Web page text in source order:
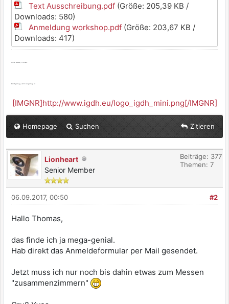
Text Ausschreibung.pdf (Größe: 205,39 KB /
Downloads: 580)
Anmeldung workshop.pdf (Größe: 203,67 KB /
Downloads: 417)
Viele Grüße, Thomas
Es ist genug, wenn es genug ist.
[IMGNR]http://www.igdh.eu/logo_igdh_mini.png[/IMGNR]
Homepage Suchen Zitieren
Lionheart
Senior Member
Beiträge: 377
Themen: 7
#2
06.09.2017, 00:50
Hallo Thomas,
das finde ich ja mega-genial.
Hab direkt das Anmeldeformular per Mail gesendet.
Jetzt muss ich nur noch bis dahin etwas zum Messen
"zusammenzimmern"